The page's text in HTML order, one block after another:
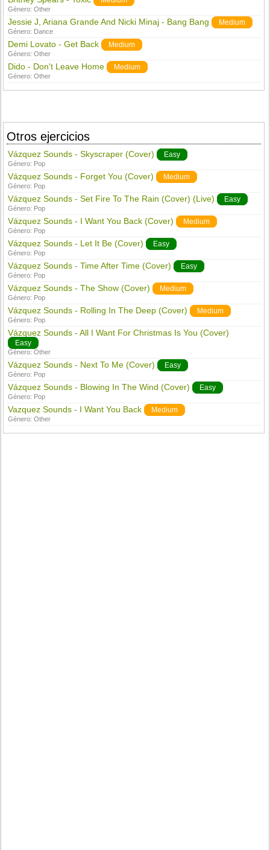
Género:Other
Jessie J, Ariana Grande And Nicki Minaj - Bang Bang Medium
Género: Dance
Demi Lovato - Get Back Medium
Género:Other
Dido - Don't Leave Home Medium
Género:Other
Otros ejercicios
Vázquez Sounds - Skyscraper (Cover) Easy
Género: Pop
Vázquez Sounds - Forget You (Cover) Medium
Género: Pop
Vázquez Sounds - Set Fire To The Rain (Cover) (Live) Easy
Género: Pop
Vázquez Sounds - I Want You Back (Cover) Medium
Género: Pop
Vázquez Sounds - Let It Be (Cover) Easy
Género: Pop
Vázquez Sounds - Time After Time (Cover) Easy
Género: Pop
Vázquez Sounds - The Show (Cover) Medium
Género: Pop
Vázquez Sounds - Rolling In The Deep (Cover) Medium
Género: Pop
Vázquez Sounds - All I Want For Christmas Is You (Cover)
Easy
Género:Other
Vázquez Sounds - Next To Me (Cover) Easy
Género: Pop
Vázquez Sounds - Blowing In The Wind (Cover) Easy
Género: Pop
Vazquez Sounds - I Want You Back Medium
Género:Other